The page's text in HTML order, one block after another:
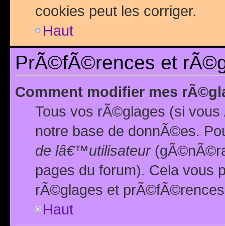
cookies peut les corriger.
Haut
PrÃ©fÃ©rences et
Comment modifier mes
Tous vos rÃ©glages (si
notre base de donnÃ©es.
de lâ€™utilisateur
pages du forum). Cela vous
rÃ©glages et
Haut